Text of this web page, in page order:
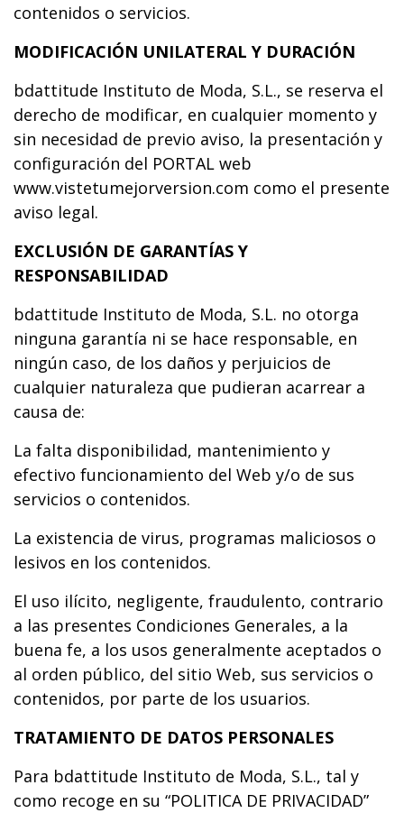
contenidos o servicios.
MODIFICACIÓN UNILATERAL Y DURACIÓN
bdattitude Instituto de Moda, S.L., se reserva el
derecho de modificar, en cualquier momento y
sin necesidad de previo aviso, la presentación y
configuración del PORTAL web
www.vistetumejorversion.com como el presente
aviso legal.
EXCLUSIÓN DE GARANTÍAS Y
RESPONSABILIDAD
bdattitude Instituto de Moda, S.L. no otorga
ninguna garantía ni se hace responsable, en
ningún caso, de los daños y perjuicios de
cualquier naturaleza que pudieran acarrear a
causa de:
La falta disponibilidad, mantenimiento y
efectivo funcionamiento del Web y/o de sus
servicios o contenidos.
La existencia de virus, programas maliciosos o
lesivos en los contenidos.
El uso ilícito, negligente, fraudulento, contrario
a las presentes Condiciones Generales, a la
buena fe, a los usos generalmente aceptados o
al orden público, del sitio Web, sus servicios o
contenidos, por parte de los usuarios.
TRATAMIENTO DE DATOS PERSONALES
Para bdattitude Instituto de Moda, S.L., tal y
como recoge en su “POLITICA DE PRIVACIDAD”